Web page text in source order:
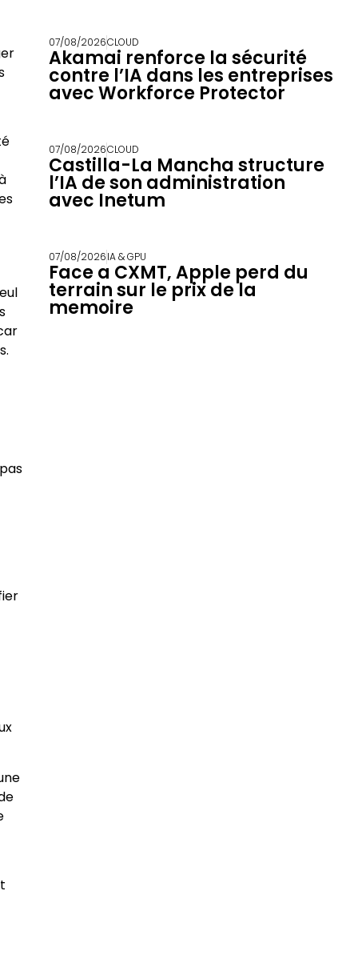
07/08/2026CLOUD
Akamai renforce la sécurité
contre l’IA dans les entreprises
avec Workforce Protector
07/08/2026CLOUD
Castilla-La Mancha structure
l’IA de son administration
avec Inetum
07/08/2026IA & GPU
Face a CXMT, Apple perd du
terrain sur le prix de la
memoire